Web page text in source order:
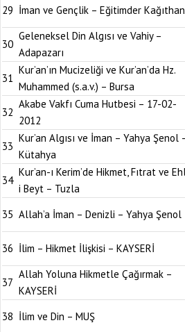
29 İman ve Gençlik – Eğitimder
30
Geleneksel Din Algısı ve Vahiy –
Adapazarı
31
Kur’an’ın Mucizeliği ve Kur’an’da Hz.
Muhammed (s.a.v.) – Bursa
32
Akabe Vakfı Cuma Hutbesi – 17-02-
2012
33
Kur’an Algısı ve İman – Yahya Şenol
Kütahya
34
Kur’an-ı Kerim’de Hikmet, Fıtrat ve
i Beyt – Tuzla
35 Allah’a İman – Denizli – Yahya Şenol
36 İlim – Hikmet İlişkisi – KAYSERİ
37
Allah Yoluna Hikmetle Çağırmak –
KAYSERİ
38 İlim ve Din – MUŞ